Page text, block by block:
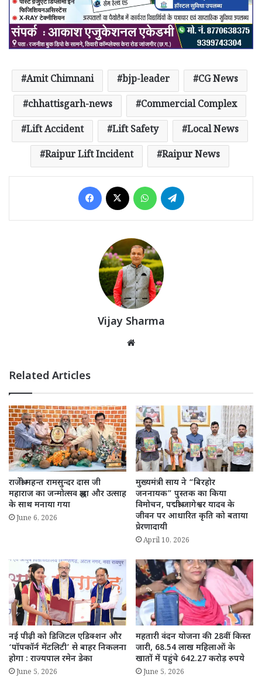
Amit Chimnani bjp-leader
CG News
chhattisgarh-news
Commercial Complex
Lift Accident
Lift Safety
Local News
Raipur Lift Incident
Raipur News
Facebook WhatsApp
Vijay Sharma
Related Articles
राजेश्री महन्त रामसुन्दर दास जी
महाराज का जन्मोत्सव श्रद्धा और उत्साह
के साथ मनाया गया
June 6, 2026
मुख्यमंत्री साय ने “बिरहोर
जननायक” पुस्तक का किया
विमोचन, पद्मश्री जागेश्वर यादव के
जीवन पर आधारित कृति को बताया
प्रेरणादायी
April 10, 2026
नई पीढ़ी को डिजिटल एडिक्शन और
‘पॉपकॉर्न मेंटलिटी’ से बाहर निकलना
होगा : राज्यपाल रमेन डेका
June 5, 2026
महतारी वंदन योजना की 28वीं किस्त
जारी, 68.54 लाख महिलाओं के
खातों में पहुंचे 642.27 करोड़ रुपये
June 5, 2026